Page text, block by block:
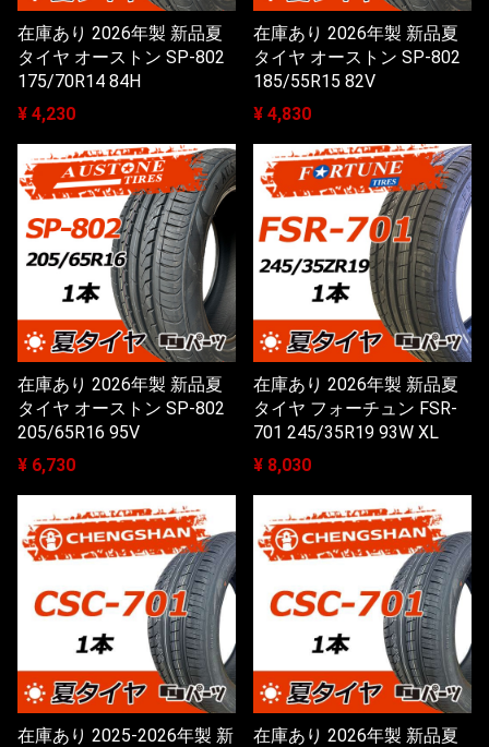
在庫あり 2026年製 新品夏
タイヤ オーストン SP-802
175/70R14 84H
¥ 4,230
在庫あり 2026年製 新品夏
タイヤ オーストン SP-802
185/55R15 82V
¥ 4,830
在庫あり 2026年製 新品夏
タイヤ オーストン SP-802
205/65R16 95V
¥ 6,730
在庫あり 2026年製 新品夏
タイヤ フォーチュン FSR-
701 245/35R19 93W XL
¥ 8,030
在庫あり 2025-2026年製 新
在庫あり 2026年製 新品夏